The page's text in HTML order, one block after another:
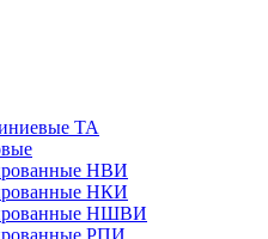
ТА
НВИ
НКИ
НШВИ
РПИ